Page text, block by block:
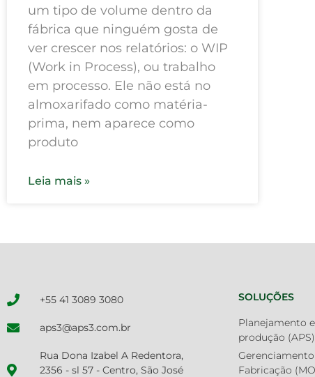
um tipo de volume dentro da
fábrica que ninguém gosta de
ver crescer nos relatórios: o WIP
(Work in Process), ou trabalho
em processo. Ele não está no
almoxarifado como matéria-
prima, nem aparece como
produto
Leia mais »
+55 41 3089 3080
aps3@aps3.com.br
Rua Dona Izabel A Redentora,
2356 - sl 57 - Centro, São José
SOLUÇÕES
Planejamento
produção (APS)
Fabricação